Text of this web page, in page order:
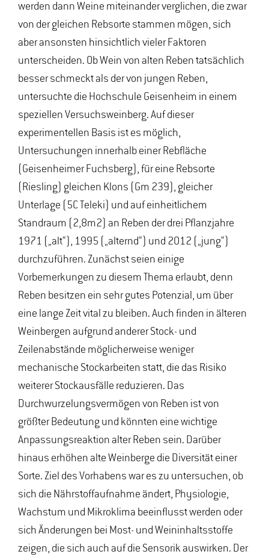
werden dann Weine miteinander verglichen, die zwar
von der gleichen Rebsorte stammen mögen, sich
aber ansonsten hinsichtlich vieler Faktoren
unterscheiden. Ob Wein von alten Reben tatsächlich
besser schmeckt als der von jungen Reben,
untersuchte die Hochschule Geisenheim in einem
speziellen Versuchsweinberg. Auf dieser
experimentellen Basis ist es möglich,
Untersuchungen innerhalb einer Rebfläche
(Geisenheimer Fuchsberg), für eine Rebsorte
(Riesling) gleichen Klons (Gm 239), gleicher
Unterlage (5C Teleki) und auf einheitlichem
Standraum (2,8m2) an Reben der drei Pflanzjahre
1971 („alt“), 1995 („alternd“) und 2012 („jung“)
durchzuführen. Zunächst seien einige
Vorbemerkungen zu diesem Thema erlaubt, denn
Reben besitzen ein sehr gutes Potenzial, um über
eine lange Zeit vital zu bleiben. Auch finden in älteren
Weinbergen aufgrund anderer Stock- und
Zeilenabstände möglicherweise weniger
mechanische Stockarbeiten statt, die das Risiko
weiterer Stockausfälle reduzieren. Das
Durchwurzelungsvermögen von Reben ist von
größter Bedeutung und könnten eine wichtige
Anpassungsreaktion alter Reben sein. Darüber
hinaus erhöhen alte Weinberge die Diversität einer
Sorte. Ziel des Vorhabens war es zu untersuchen, ob
sich die Nährstoffaufnahme ändert, Physiologie,
Wachstum und Mikroklima beeinflusst werden oder
sich Änderungen bei Most- und Weininhaltsstoffe
zeigen, die sich auch auf die Sensorik auswirken. Der